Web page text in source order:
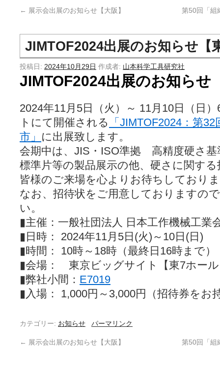
← 展示会出展のお知らせ【大阪】 第50回「組
JIMTOF2024出展のお知らせ【
投稿日: 2024年10月29日 作成者: 山本科学工具研究社
JIMTOF2024出展のお知らせ
2024年11月5日（火）～ 11月10日（日
トにて開催される
「JIMTOF2024：第
市」 に出展致します。
会期中は、JIS・ISO準拠 高精度硬さ基
標準片等の製品展示の他、硬さに関す
皆様のご来場を心よりお待ちしており
なお、招待状をご用意しておりますので
い。
▮主催：一般社団法人 日本工作機械工業
▮日時： 2024年11月5日(火)～10日(日)
▮時間： 10時～18時（最終日16時まで）
▮会場： 東京ビッグサイト【東7ホー
▮弊社小間： E7019
▮入場： 1,000円～3,000円（招待券をお
カテゴリー: お知らせ パーマリンク
← 展示会出展のお知らせ【大阪】 第50回「組